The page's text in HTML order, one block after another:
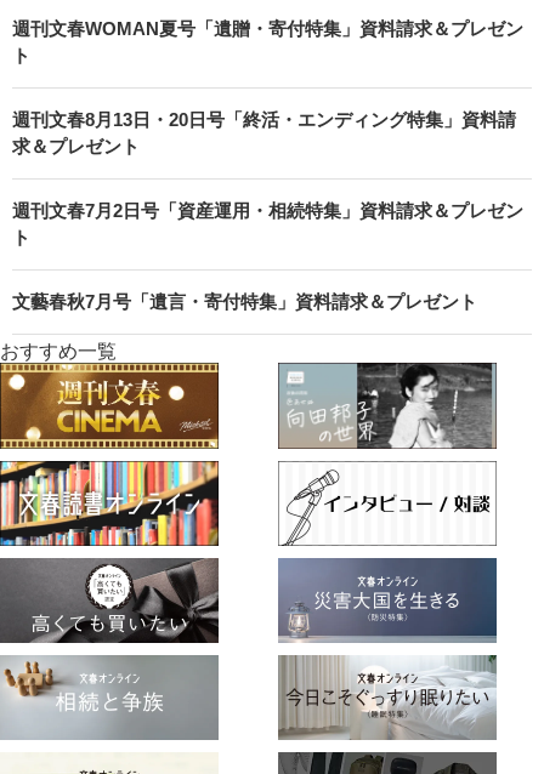
週刊文春WOMAN夏号「遺贈・寄付特集」資料請求＆プレゼン
ト
週刊文春8月13日・20日号「終活・エンディング特集」資料請
求＆プレゼント
週刊文春7月2日号「資産運用・相続特集」資料請求＆プレゼン
ト
文藝春秋7月号「遺言・寄付特集」資料請求＆プレゼント
おすすめ一覧